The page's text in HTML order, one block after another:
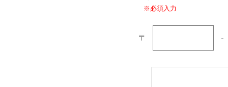
※必須入力
〒 -